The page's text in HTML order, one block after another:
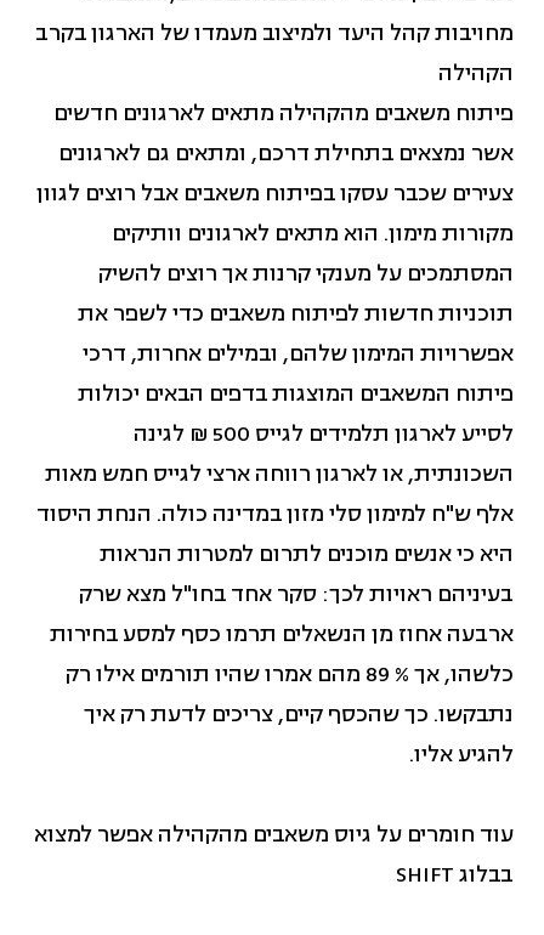
מדדי איכות חיים (12)
מדידה והערכה (2)
ניהול ומנהיגות (4)
פיתוח כלכלי קהילתי (17)
פיתוח משאבים (5)
שתיל - פעילויות ואירועים
שהיו (4)
קהילה (19)
רכש מקומי והתאגדויות רכש
(15)
שיתופי פעולה, שותפויות
מחויבות קהל היעד ולמיצוב מעמדו של הארגון בקרב
הקהילה
פיתוח משאבים מהקהילה מתאים לארגונים חדשים
אשר נמצאים בתחילת דרכם, ומתאים גם לארגונים
צעירים שכבר עסקו בפיתוח משאבים אבל רוצים לגוון
מקורות מימון. הוא מתאים לארגונים וותיקים
המסתמכים על מענקי קרנות אך רוצים להשיק
תוכניות חדשות לפיתוח משאבים כדי לשפר את
אפשרויות המימון שלהם, ובמילים אחרות, דרכי
פיתוח המשאבים המוצגות בדפים הבאים יכולות
לסייע לארגון תלמידים לגייס 500 ₪ לגינה
השכונתית, או לארגון רווחה ארצי לגייס חמש מאות
אלף ש"ח למימון סלי מזון במדינה כולה. הנחת היסוד
היא כי אנשים מוכנים לתרום למטרות הנראות
בעיניהם ראויות לכך: סקר אחד בחו"ל מצא שרק
ארבעה אחוז מן הנשאלים תרמו כסף למסע בחירות
כלשהו, אך % 89 מהם אמרו שהיו תורמים אילו רק
נתבקשו. כך שהכסף קיים, צריכים לדעת רק איך
להגיע אליו.
עוד חומרים על גיוס משאבים מהקהילה אפשר למצוא
בבלוג SHIFT